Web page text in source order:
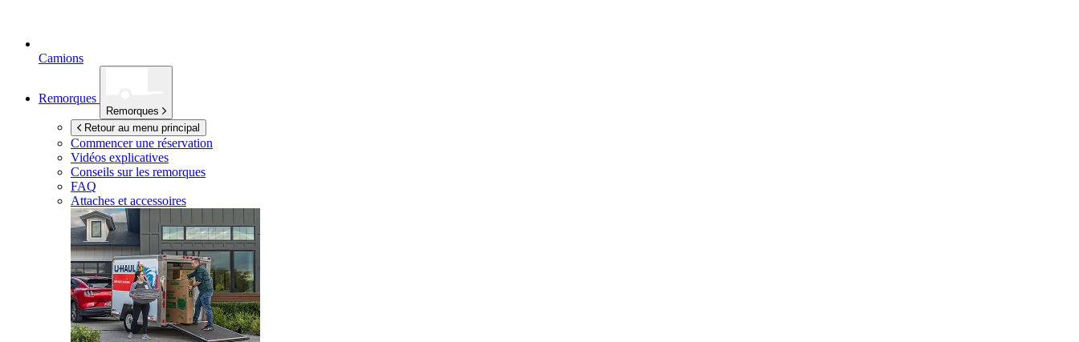
Camions
Remorques
Remorques
Retour au menu principal
Commencer une réservation
Vidéos explicatives
Conseils sur les remorques
FAQ
Attaches et accessoires